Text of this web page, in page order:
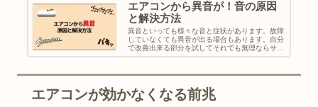
エアコンから異音が！音の原因
と解決方法
異音といっても様々な音と症状があります。故障
していなくても異音が出る場合もあります。自分
で改善出来る部分を試してそれでも無理ならサー
ビスマンを呼びましょう。故障しているときに出
誤作動している可能性があるので、一旦エアコン
エアコンが効かなくなる前兆